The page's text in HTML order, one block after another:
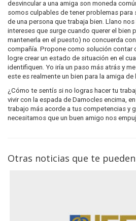
desvincular a una amiga son moneda
somos culpables de tener problemas para
de una persona que trabaja bien. Llano
intereses que surge cuando querer el bien
mantenerla en el puesto) no concuerda
compañía. Propone como solución contar
logre crear un estado de situación en el
identifiquen. Yo iría un paso más atrás y
este es realmente un bien para la amiga de
¿Cómo te sentís si no logras hacer tu
vivir con la espada de Damocles encima,
trabajo más acorde a tus competencias y
necesitamos que un buen amigo nos
Otras noticias que te